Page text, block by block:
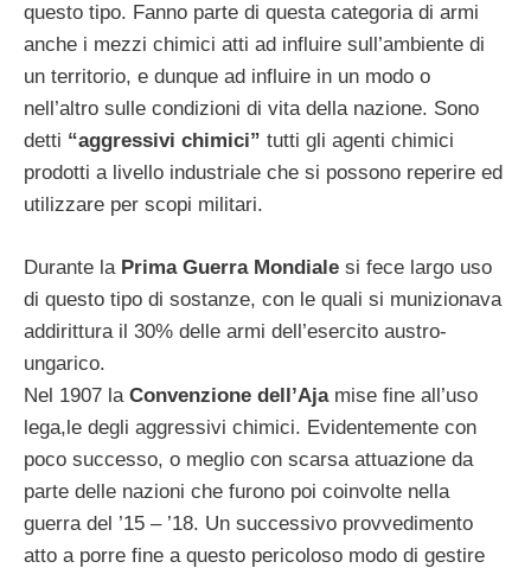
questo tipo. Fanno parte di questa categoria di armi
anche i mezzi chimici atti ad influire sull’ambiente di
un territorio, e dunque ad influire in un modo o
nell’altro sulle condizioni di vita della nazione. Sono
detti “aggressivi chimici” tutti gli agenti chimici
prodotti a livello industriale che si possono reperire ed
utilizzare per scopi militari.
Durante la Prima Guerra Mondiale si fece largo uso
di questo tipo di sostanze, con le quali si munizionava
addirittura il 30% delle armi dell’esercito austro-
ungarico.
Nel 1907 la Convenzione dell’Ajamise fine all’uso
lega,le degli aggressivi chimici. Evidentemente con
poco successo, o meglio con scarsa attuazione da
parte delle nazioni che furono poi coinvolte nella
guerra del ’15 – ’18. Un successivo provvedimento
atto a porre fine a questo pericoloso modo di gestire